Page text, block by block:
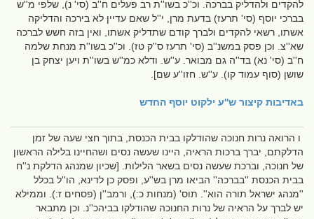
להקדים ולהדליק בברכה. וכ''כ בשו''ת רב פעלים ח''ב (סי' נ), שלפי מ''ש
בברכי יוסף (סי' תרעז) בדעת מרן, י''ל שאם עדיין לא בירכה והדליקה
אשתו, רשאי להקדים ולברך קודם שתדליק אשתו, ואין בזה חשש לברכה
שא''צ. וכן פסק במשנ''ב (סי' תרעז ס''ק טז). וכ''כ בשו''ת מנחת שלמה
ח''ב (סי' נא) בד''ה גם מבואר. ע''ש. ודלא כמ''ש בשו''ת ויען יצחק בן
שושן (סוף עמוד קו). ע''ש. חזו''ע שם].
באדיבות קיצור ש''ע ילקוט יוסף החדש
ו הרואה נרות חנוכה שהודלקו בבית הכנסת, בתוך חצי שעה של זמן
הדלקתם, יברך ברכות הראיה, היינו שעשה נסים ושהחיינו בלילה הראשון
של חנוכה, וברכת שעשה נסים בשאר הלילות. [שכיון שמנהג הדלקת נ''ח
בבית הכנסת ''בברכה'' הביאו מרן בש''ע, ופסק כן לדינא, הו''ל בכלל
''מנהג ישראל תורה הוא''. תוס' (מנחות כ:), ורמב''ן (פסחים ז:). וממילא
יש לברך על הראיה של נרות החנוכה שהודלקו בביהכ''נ. וכן מתבאר